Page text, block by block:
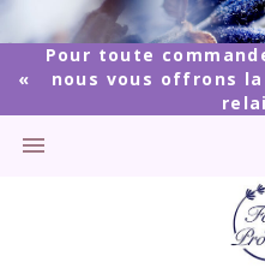
Pour toute
nous vous offrons
